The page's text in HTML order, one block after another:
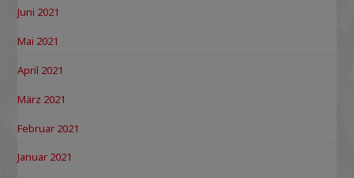
Juni 2021
Mai 2021
April 2021
März 2021
Februar 2021
Januar 2021